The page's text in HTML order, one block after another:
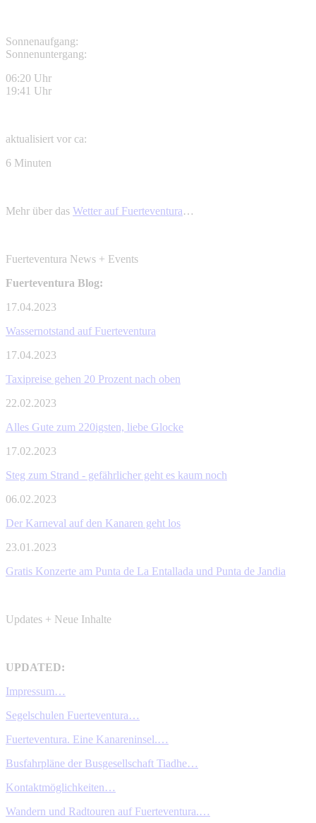
Sonnenaufgang:
Sonnenuntergang:
06:20 Uhr
19:41 Uhr
aktualisiert vor ca:
6 Minuten
Mehr über das Wetter auf Fuerteventura…
Fuerteventura News + Events
Fuerteventura Blog:
17.04.2023
Wassernotstand auf Fuerteventura
17.04.2023
Taxipreise gehen 20 Prozent nach oben
22.02.2023
Alles Gute zum 220igsten, liebe Glocke
17.02.2023
Steg zum Strand - gefährlicher geht es kaum noch
06.02.2023
Der Karneval auf den Kanaren geht los
23.01.2023
Gratis Konzerte am Punta de La Entallada und Punta de Jandia
Updates + Neue Inhalte
UPDATED:
Impressum…
Segelschulen Fuerteventura…
Fuerteventura. Eine Kanareninsel.…
Busfahrpläne der Busgesellschaft Tiadhe…
Kontaktmöglichkeiten…
Wandern und Radtouren auf Fuerteventura.…